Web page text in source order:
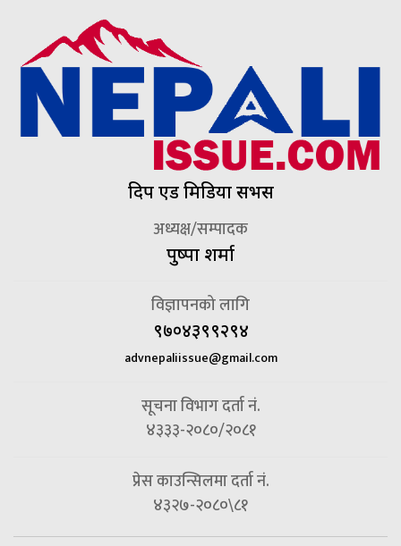
दिप एड मिडिया सर्भिस
अध्यक्ष/सम्पादक
पुष्पा शर्मा
विज्ञापनको लागि
९७०४३९९२९४
advnepaliissue@gmail.com
सूचना विभाग दर्ता नं.
४३३३-२०८०/२०८१
प्रेस काउन्सिलमा दर्ता नं.
४३२७-२०८०\८१